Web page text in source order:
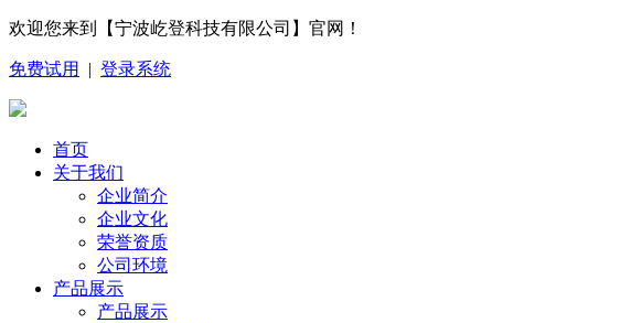
欢迎您来到【宁波屹登科技有限公司】官网！
免费试用 | 登录系统
首页
关于我们
企业简介
企业文化
荣誉资质
公司环境
产品展示
产品展示